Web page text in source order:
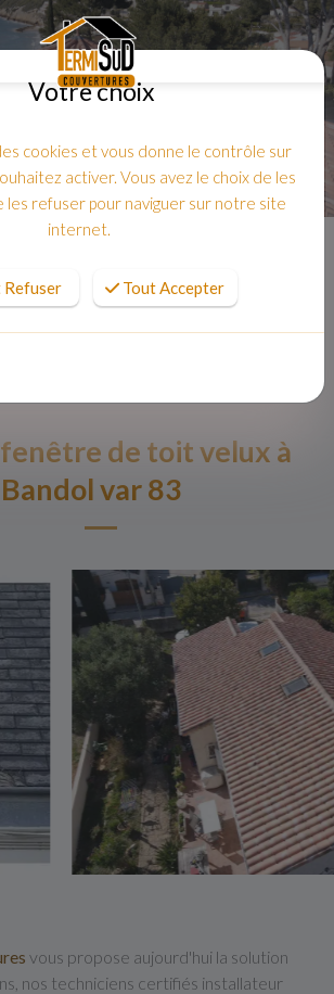
fenêtre de toit velux à
Bandol var 83
vous propose aujourd'hui la solution
nos techniciens certifiés installateur
Votre choix
cookies et vous donne le contrôle sur
activer. Vous avez le choix de les
les refuser pour naviguer sur notre site
internet.
Refuser Tout Accepter